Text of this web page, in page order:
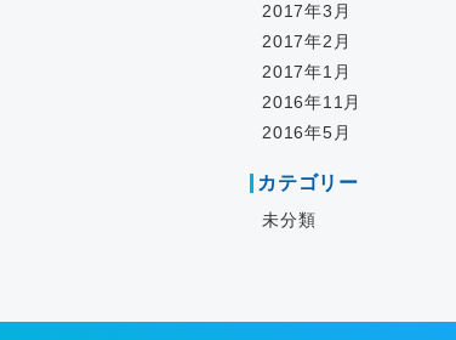
2017年3月
2017年2月
2017年1月
2016年11月
2016年5月
カテゴリー
未分類